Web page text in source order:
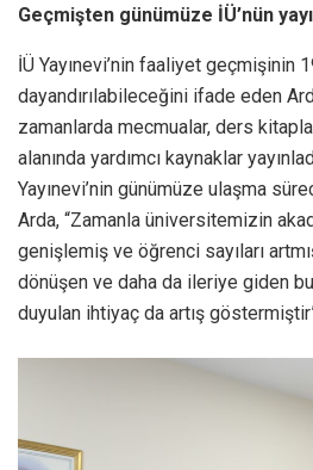
Geçmişten günümüze İÜ’nün
İÜ Yayınevi’nin faaliyet geçmişinin
dayandırılabileceğini ifade eden
zamanlarda mecmualar, ders
alanında yardımcı kaynaklar
Yayınevi’nin günümüze ulaşma
Arda, “Zamanla üniversitemizin
genişlemiş ve öğrenci sayıları
dönüşen ve daha da ileriye giden
duyulan ihtiyaç da artış